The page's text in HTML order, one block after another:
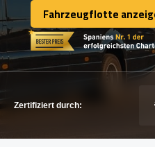
KONTAKTIEREN SIE
KONTAKTIEREN SIE
Fahrzeugflotte
Fahrzeugflotte
Zertifiziert durch: